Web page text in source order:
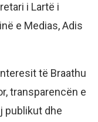
i Lartë i
e Medias, Adis
të Braathu
transparencën e
publikut dhe